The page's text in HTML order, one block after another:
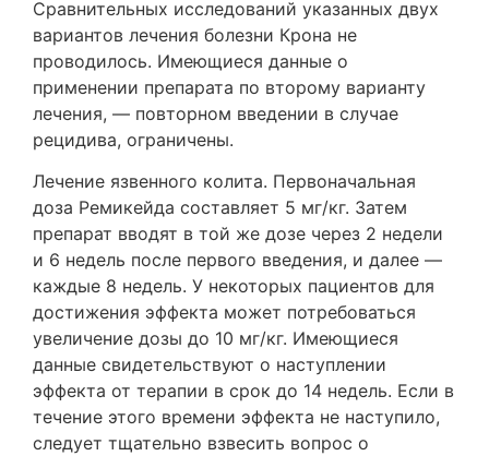
Сравнительных исследований указанных двух
вариантов лечения болезни Крона не
проводилось. Имеющиеся данные о
применении препарата по второму варианту
лечения, — повторном введении в случае
рецидива, ограничены.
Лечение язвенного колита. Первоначальная
доза Ремикейда составляет 5 мг/кг. Затем
препарат вводят в той же дозе через 2 недели
и 6 недель после первого введения, и далее —
каждые 8 недель. У некоторых пациентов для
достижения эффекта может потребоваться
увеличение дозы до 10 мг/кг. Имеющиеся
данные свидетельствуют о наступлении
эффекта от терапии в срок до 14 недель. Если в
течение этого времени эффекта не наступило,
следует тщательно взвесить вопрос о